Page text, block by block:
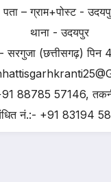
पता – ग्राम+पोस्ट -
थाना - उदयपुर
सरगुजा (छत्तीसगढ़) पिन
88785 57146,
नं.:- +91 83194